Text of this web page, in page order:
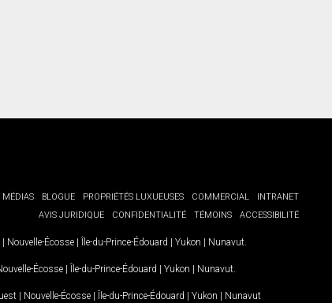
MÉDIAS BLOGUE PROPRIÉTÉS LUXUEUSES COMMERCIAL
INTRANET
AVIS JURIDIQUE
CONFIDENTIALITÉ TÉMOINS ACCESSIBILITÉ
| Nouvelle-Écosse | Île-du-Prince-Édouard | Yukon | Nunavut
Écosse | Île-du-Prince-Édouard | Yukon | Nunavut
| Nouvelle-Écosse | Île-du-Prince-Édouard | Yukon | Nunavut